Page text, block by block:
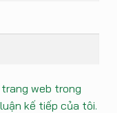
web trong
kế tiếp của tôi.